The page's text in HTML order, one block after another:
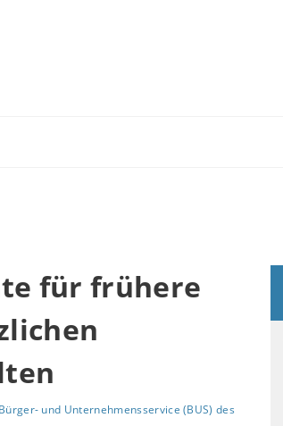
für frühere
Bürger- und Unternehmensservice (BUS) des